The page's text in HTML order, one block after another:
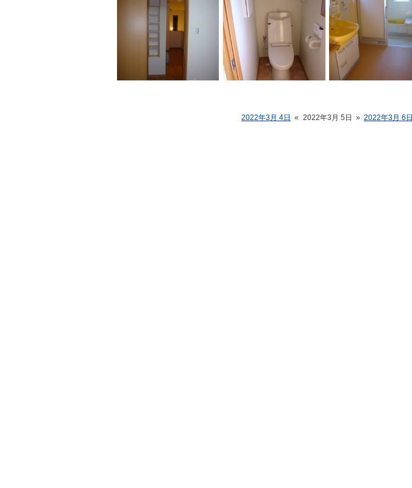
2022年3月 4日 « 2022年3月 5日 » 2022年3月 6日